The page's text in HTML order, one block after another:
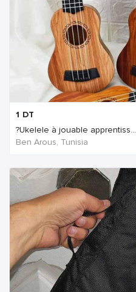
1 DT
?Ukelele à jouable apprentiss...
Ben Arous, Tunisia